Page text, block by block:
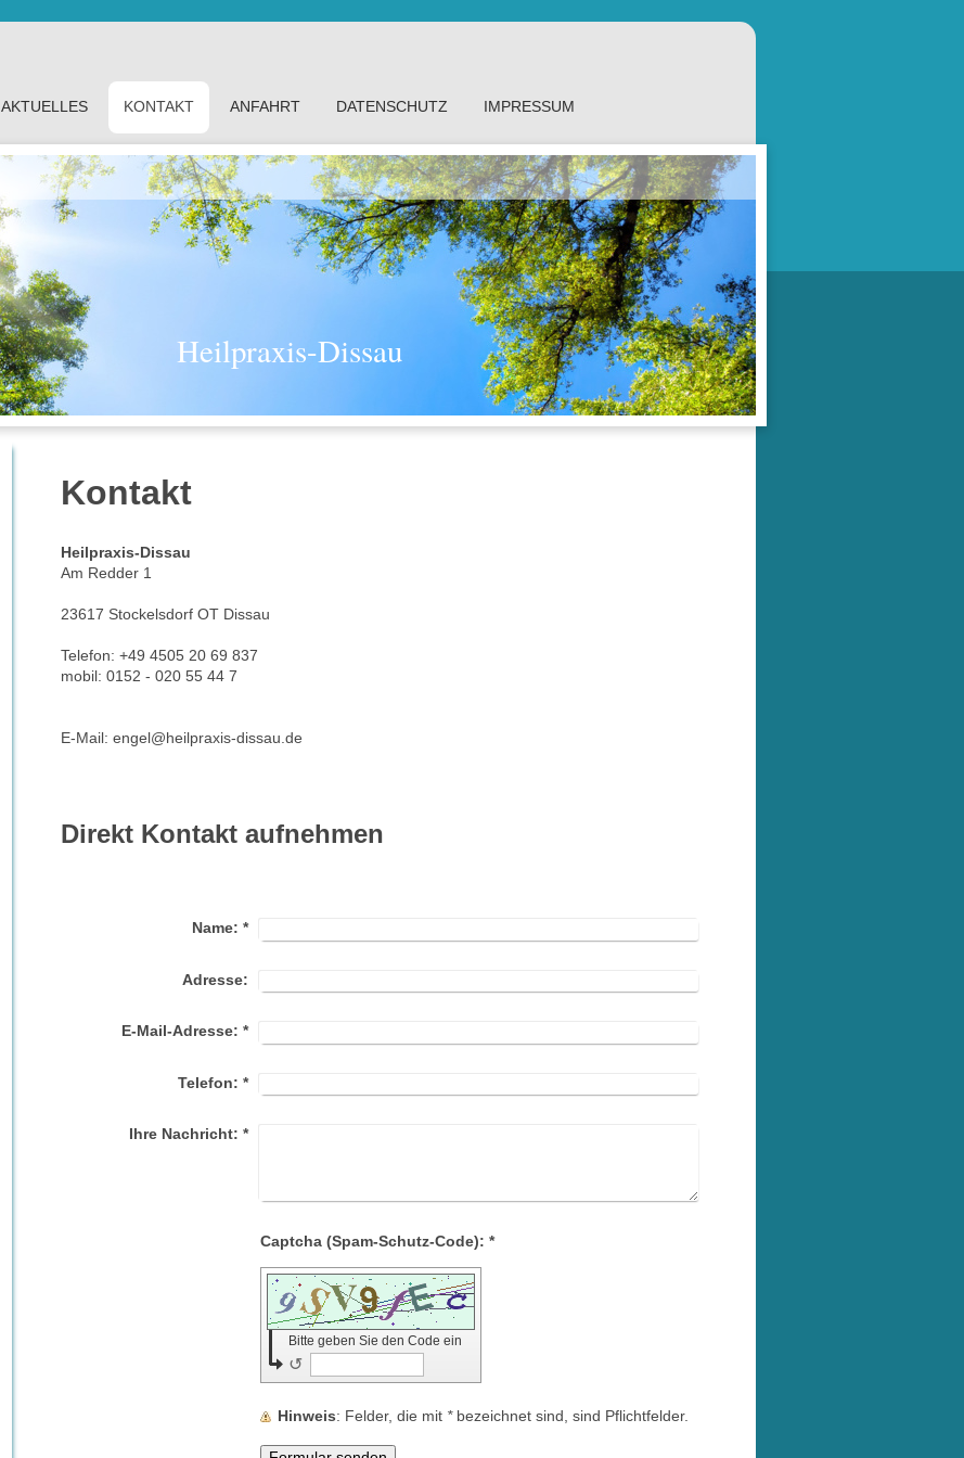
AKTUELLES KONTAKT ANFAHRT DATENSCHUTZ IMPRESSUM
Heilpraxis-Dissau
Kontakt
Heilpraxis-Dissau
Am Redder 1
23617 Stockelsdorf OT Dissau
Telefon: +49 4505 20 69 837
mobil: 0152 - 020 55 44 7
E-Mail: engel@heilpraxis-dissau.de
Direkt Kontakt aufnehmen
Name: *
Adresse:
E-Mail-Adresse: *
Telefon: *
Ihre Nachricht: *
Captcha (Spam-Schutz-Code): *
Bitte geben Sie den Code ein
↺
Hinweis : Felder, die mit *bezeichnet sind, sind Pflichtfelder.